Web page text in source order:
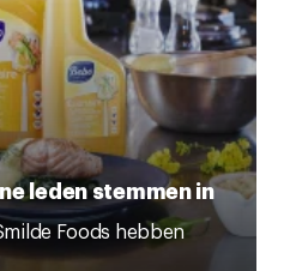
leden stemmen in
Foods hebben